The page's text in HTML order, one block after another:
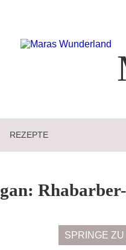
REZEPTE
SPRINGE